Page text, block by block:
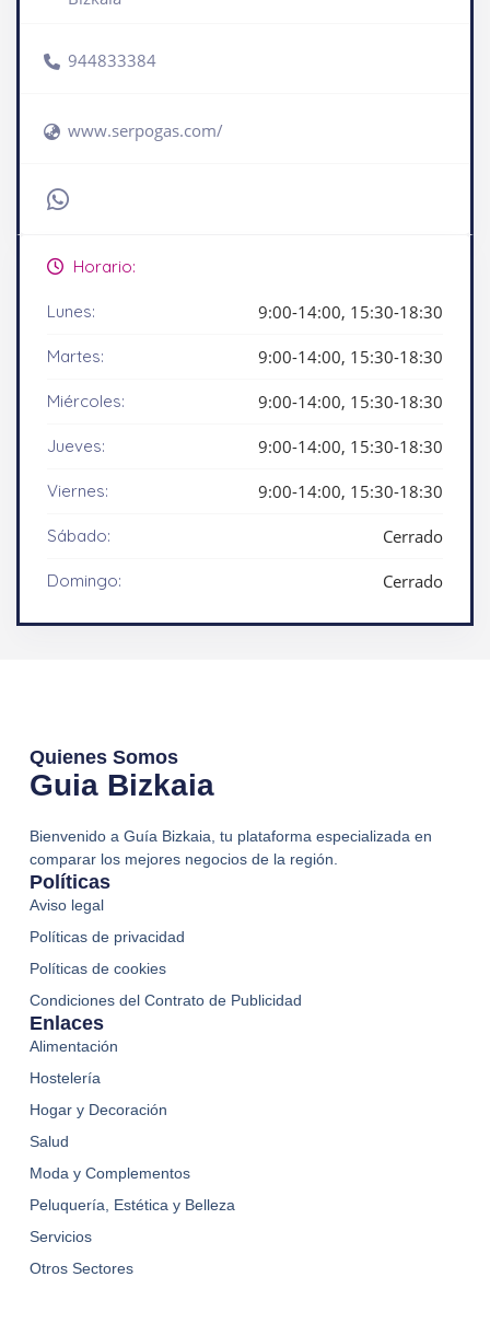
944833384
www.serpogas.com/
Horario:
Lunes: 9:00-14:00, 15:30-18:30
Martes: 9:00-14:00, 15:30-18:30
Miércoles: 9:00-14:00, 15:30-18:30
Jueves: 9:00-14:00, 15:30-18:30
Viernes: 9:00-14:00, 15:30-18:30
Sábado: Cerrado
Domingo: Cerrado
Quienes Somos
Guia Bizkaia
Bienvenido a Guía Bizkaia, tu plataforma especializada en
comparar los mejores negocios de la región.
Enlaces
Alimentación
Hostelería
Hogar y Decoración
Salud
Moda y Complementos
Peluquería, Estética y Belleza
Servicios
Otros Sectores
Políticas
Aviso legal
Políticas de privacidad
Políticas de cookies
Condiciones del Contrato de Publicidad